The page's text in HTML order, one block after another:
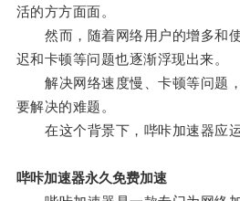
活的方方面面。
然而，随着网络用户的增多和使
迟和卡顿等问题也逐渐浮现出来。
解决网络速度慢、卡顿等问题
要解决的难题。
在这个背景下，哔咔加速器应运
哔咔加速器永久免费加速